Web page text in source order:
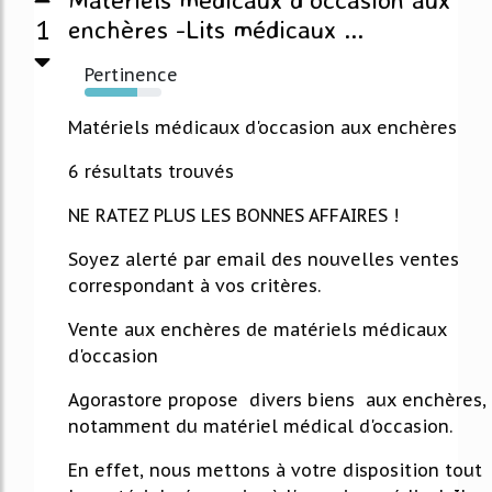
1
enchères -Lits médicaux ...
Pertinence
68%
Matériels médicaux d'occasion aux enchères
6 résultats trouvés
NE RATEZ PLUS LES BONNES AFFAIRES !
Soyez alerté par email des nouvelles ventes
correspondant à vos critères.
Vente aux enchères de matériels médicaux
d'occasion
Agorastore propose divers biens aux enchères,
notamment du matériel médical d'occasion.
En effet, nous mettons à votre disposition tout